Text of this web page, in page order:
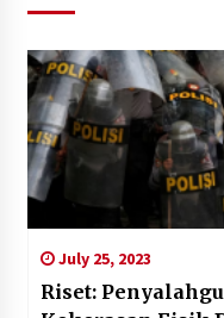
July 25, 2023
Riset: